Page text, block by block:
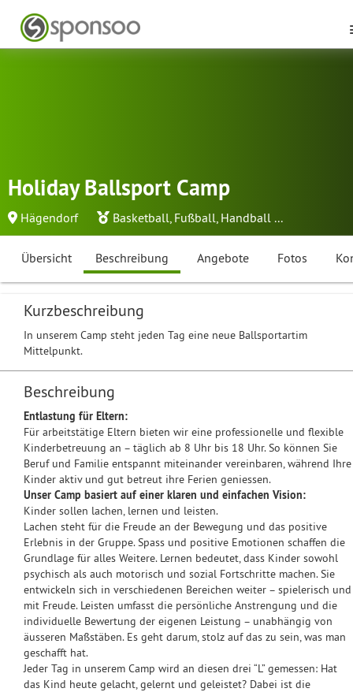
Holiday Ballsport Camp
Hägendorf Basketball, Fußball, Handball ...
Übersicht Beschreibung Angebote Fotos
Kurzbeschreibung
In unserem Camp steht jeden Tag eine neue Ballsportartim
Mittelpunkt.
Beschreibung
Entlastung für Eltern:
Für arbeitstätige Eltern bieten wir eine professionelle und flexible
Kinderbetreuung an – täglich ab 8 Uhr bis 18 Uhr. So können Sie
Beruf und Familie entspannt miteinander vereinbaren, während Ihre
Kinder aktiv und gut betreut ihre Ferien geniessen.
Unser Camp basiert auf einer klaren und einfachen Vision:
Kinder sollen lachen, lernen und leisten.
Lachen steht für die Freude an der Bewegung und das positive
Erlebnis in der Gruppe. Spass und positive Emotionen schaffen die
Grundlage für alles Weitere. Lernen bedeutet, dass Kinder sowohl
psychisch als auch motorisch und sozial Fortschritte machen. Sie
entwickeln sich in verschiedenen Bereichen weiter – spielerisch und
mit Freude. Leisten umfasst die persönliche Anstrengung und die
individuelle Bewertung der eigenen Leistung – unabhängig von
äusseren Maßstäben. Es geht darum, stolz auf das zu sein, was man
geschafft hat.
Jeder Tag in unserem Camp wird an diesen drei “L” gemessen: Hat
das Kind heute gelacht, gelernt und geleistet? Dabei ist die